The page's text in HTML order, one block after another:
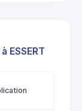
ESSERT